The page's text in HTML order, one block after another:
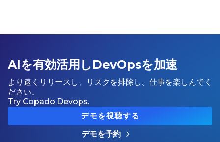
AIを有効活用しDevOpsを加速
より速くリリースし、リスクを排除し、仕事を楽しんでく
ださい。
Try Copado Devops.
デモを視聴する
デモを予約